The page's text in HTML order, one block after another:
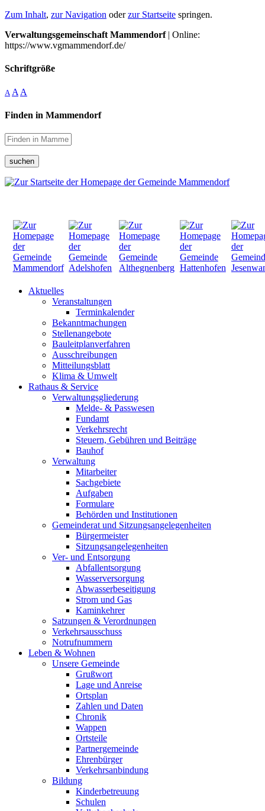
Zum Inhalt, zur Navigation oderzur Startseite springen.
Verwaltungsgemeinschaft Mammendorf| Online:
https://www.vgmammendorf.de/
Schriftgröße
A A A
Finden in Mammendorf
suchen
Aktuelles
Veranstaltungen
Terminkalender
Bekanntmachungen
Stellenangebote
Bauleitplanverfahren
Ausschreibungen
Mitteilungsblatt
Klima & Umwelt
Rathaus & Service
Verwaltungsgliederung
Melde- & Passwesen
Fundamt
Verkehrsrecht
Steuern, Gebühren und Beiträge
Bauhof
Verwaltung
Mitarbeiter
Sachgebiete
Aufgaben
Formulare
Behörden und Institutionen
Gemeinderat und Sitzungsangelegenheiten
Bürgermeister
Sitzungsangelegenheiten
Ver- und Entsorgung
Abfallentsorgung
Wasserversorgung
Abwasserbeseitigung
Strom und Gas
Kaminkehrer
Satzungen & Verordnungen
Verkehrsausschuss
Notrufnummern
Leben & Wohnen
Unsere Gemeinde
Grußwort
Lage und Anreise
Ortsplan
Zahlen und Daten
Chronik
Wappen
Ortsteile
Partnergemeinde
Ehrenbürger
Verkehrsanbindung
Bildung
Kinderbetreuung
Schulen